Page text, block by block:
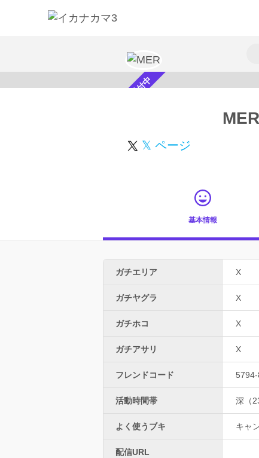
スカウト受付中 MER
𝕏 ページ
基本情報
ガチエリア X
ガチヤグラ X
ガチホコ X
ガチアサリ X
フレンドコード
活動時間帯 深（
よく使うブキ キャ
配信URL